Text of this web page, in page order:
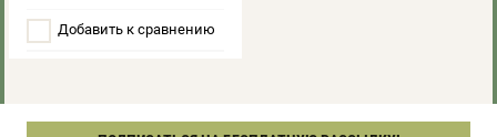
Добавить к сравнению